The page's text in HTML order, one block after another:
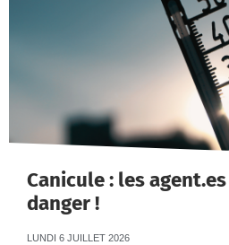
Canicule : les
danger !
LUNDI 6 JUILLET 2026